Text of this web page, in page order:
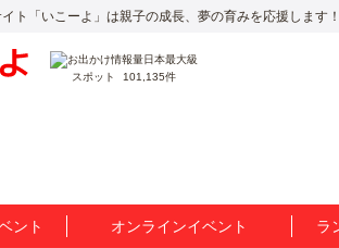
ト「いこーよ」は親子の成長、夢の育みを応援します
スポット 101,135件
ント オンラインイベント ラ